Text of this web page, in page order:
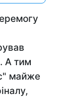
А тим
майже